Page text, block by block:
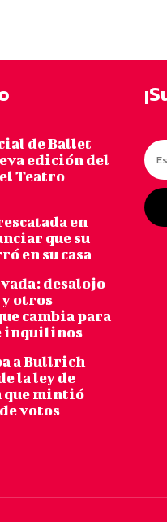
de Ballet
edición del
Teatro
en
que su
en su casa
desalojo
y otros
cambia para
inquilinos
a Bullrich
la ley de
que mintió
votos